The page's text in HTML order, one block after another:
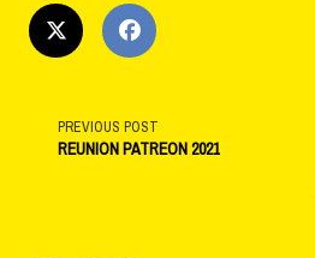
<span
PREVIOUS POST
REUNIÓN PATREON 2021